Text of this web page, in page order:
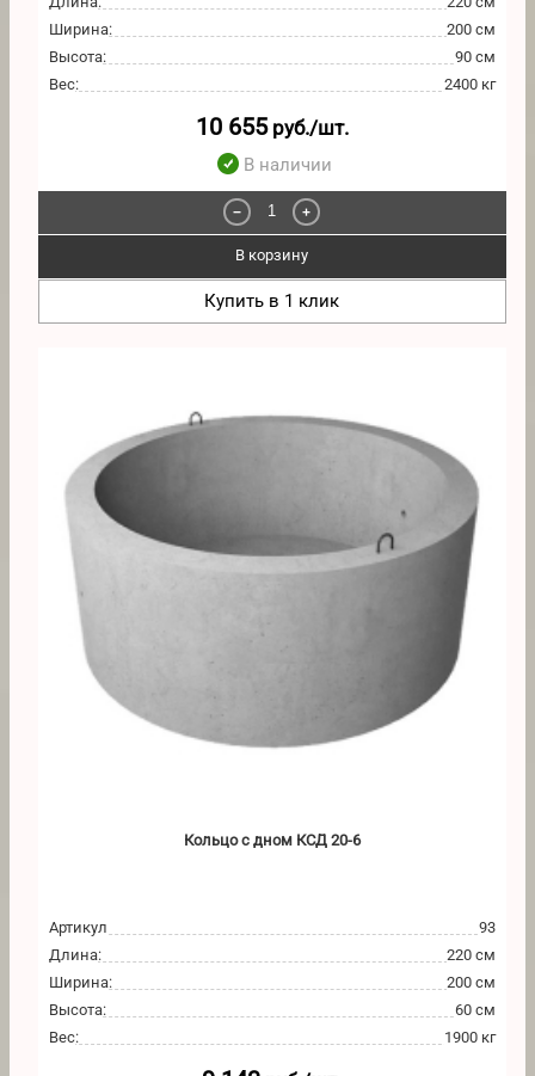
Ширина:
200 см
Высота:
90 см
Вес: 2400 кг
10 655руб./шт.
В наличии
− +
В корзину
Купить в 1 клик
Кольцо с дном КСД 20-6
Артикул
93
Длина:
220 см
Ширина:
200 см
Высота:
60 см
Вес: 1900 кг